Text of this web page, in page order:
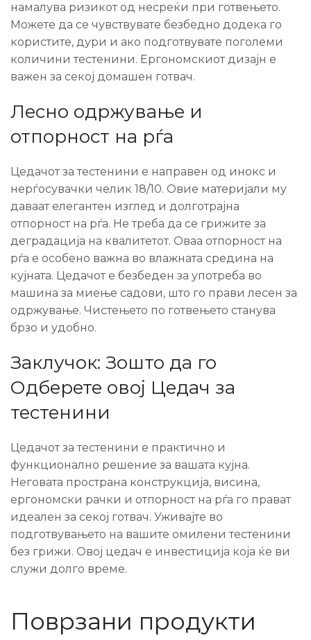
намалува ризикот од несреќи при готвењето.
Можете да се чувствувате безбедно додека го
користите, дури и ако подготвувате поголеми
количини тестенини. Ергономскиот дизајн е
важен за секој домашен готвач.
Лесно одржување и
отпорност на рѓа
Цедачот за тестенини е направен од инокс и
нерѓосувачки челик 18/10. Овие материјали му
даваат елегантен изглед и долготрајна
отпорност на рѓа. Не треба да се грижите за
деградација на квалитетот. Оваа отпорност на
рѓа е особено важна во влажната средина на
кујната. Цедачот е безбеден за употреба во
машина за миење садови, што го прави лесен за
одржување. Чистењето по готвењето станува
брзо и удобно.
Заклучок: Зошто да го
Одберете овој Цедач за
тестенини
Цедачот за тестенини е практично и
функционално решение за вашата кујна.
Неговата пространа конструкција, висина,
ергономски рачки и отпорност на рѓа го прават
идеален за секој готвач. Уживајте во
подготвувањето на вашите омилени тестенини
без грижи. Овој цедач е инвестиција која ќе ви
служи долго време.
Поврзани продукти